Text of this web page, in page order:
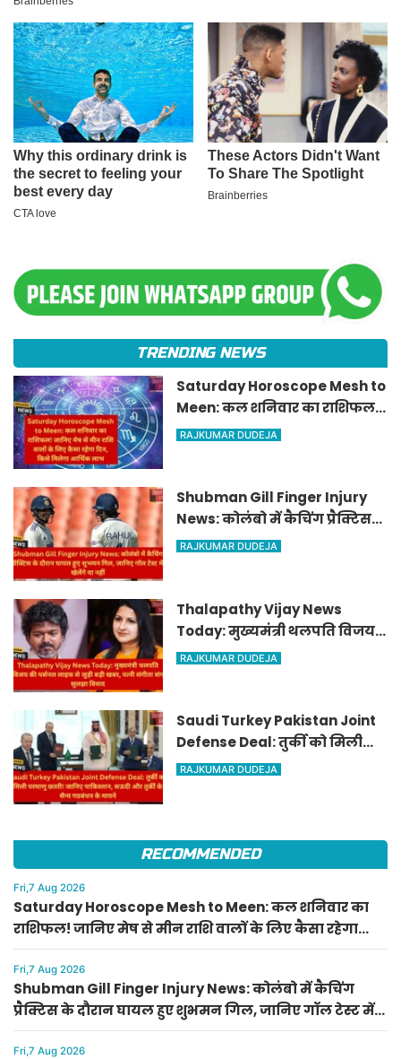
TRENDING NEWS
Saturday Horoscope Mesh to
Meen: कल शनिवार का राशिफल!
जानिए मेष से मीन राशि वालों के
RAJKUMAR DUDEJA
Shubman Gill Finger Injury
News: कोलंबो में कैचिंग प्रैक्टिस
के दौरान घायल हुए शुभमन गिल,
RAJKUMAR DUDEJA
Thalapathy Vijay News
Today: मुख्यमंत्री थलपति विजय
की पर्सनल लाइफ से जुड़ी बड़ी खबर,
RAJKUMAR DUDEJA
Saudi Turkey Pakistan Joint
Defense Deal: तुर्की को मिली
परमाणु छतरी! जानिए पाकिस्तान,
RAJKUMAR DUDEJA
RECOMMENDED
Fri,7 Aug 2026
Saturday Horoscope Mesh to Meen: कल शनिवार का
राशिफल! जानिए मेष से मीन राशि वालों के लिए कैसा रहेगा
दिन, किसे मिलेगा आर्थिक लाभ
Fri,7 Aug 2026
Shubman Gill Finger Injury News: कोलंबो में कैचिंग
प्रैक्टिस के दौरान घायल हुए शुभमन गिल, जानिए गॉल टेस्ट में
खेलेंगे या नहीं
Fri,7 Aug 2026